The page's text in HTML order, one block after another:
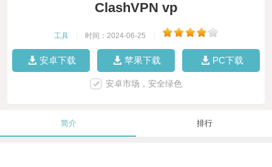
ClashVPN vp
工具 时间：2024-06-25
安卓下载 苹果下载 PC下载
安卓市场，安全绿色
简介 排行